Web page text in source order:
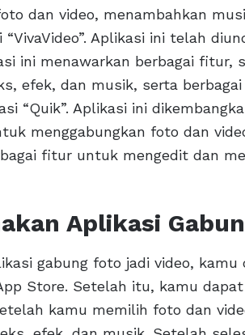
dan video, menambahkan
“VivaVideo”. Aplikasi ini telah
ini menawarkan berbagai fitur,
efek, dan musik, serta
“Quik”. Aplikasi ini
menggabungkan foto dan
fitur untuk mengedit dan
Aplikasi
gabung foto jadi video,
Store. Setelah itu, kamu
kamu memilih foto dan